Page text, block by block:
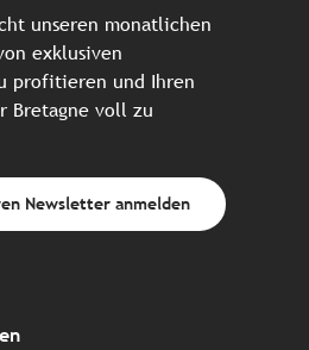
unseren monatlichen
exklusiven
profitieren und Ihren
Bretagne voll zu
Newsletter anmelden